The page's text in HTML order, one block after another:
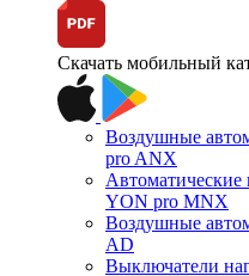
Скачать мобильный
Воздушные
pro ANX
Автоматические
YON pro MNX
Воздушные
AD
Выключатели